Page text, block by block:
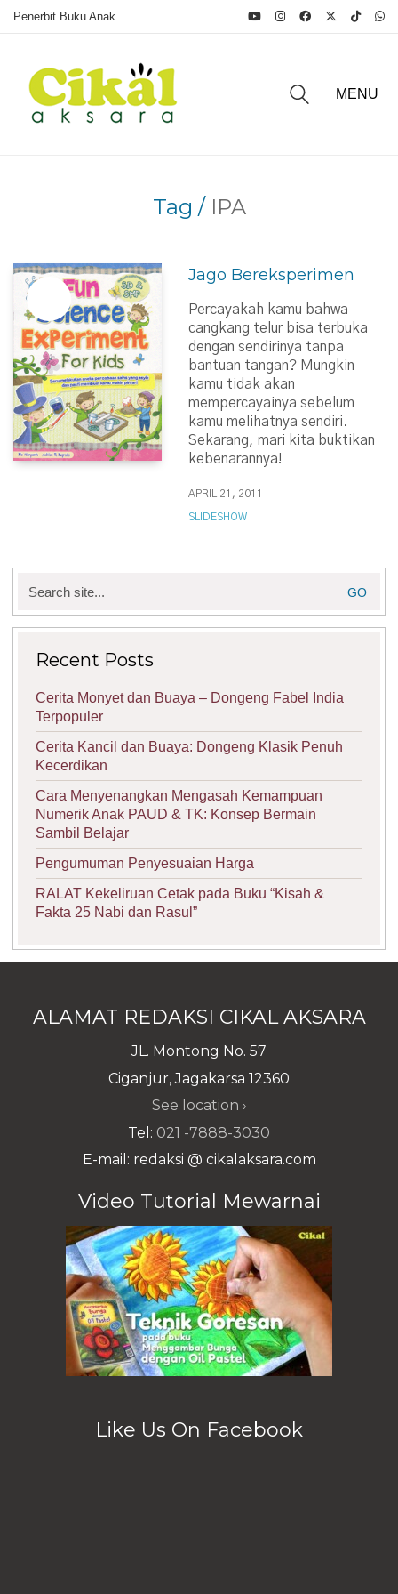
Penerbit Buku Anak
MENU
Tag / IPA
Jago Bereksperimen
Percayakah kamu bahwa
cangkang telur bisa terbuka
dengan sendirinya tanpa
bantuan tangan? Mungkin
kamu tidak akan
mempercayainya sebelum
kamu melihatnya sendiri.
Sekarang, mari kita buktikan
kebenarannya!
APRIL 21, 2011
SLIDESHOW
for:
Recent Posts
Cerita Monyet dan Buaya – Dongeng Fabel India
Terpopuler
Cerita Kancil dan Buaya: Dongeng Klasik Penuh
Kecerdikan
Cara Menyenangkan Mengasah Kemampuan
Numerik Anak PAUD & TK: Konsep Bermain
Sambil Belajar
Pengumuman Penyesuaian Harga
RALAT Kekeliruan Cetak pada Buku “Kisah &
Fakta 25 Nabi dan Rasul”
ALAMAT REDAKSI CIKAL AKSARA
JL. Montong No. 57
Ciganjur, Jagakarsa 12360
See location ›
Tel: 021 -7888-3030
E-mail: redaksi @ cikalaksara.com
Video Tutorial Mewarnai
Like Us On Facebook